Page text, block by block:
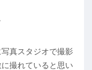
真スタジオで撮影
撮れていると思い